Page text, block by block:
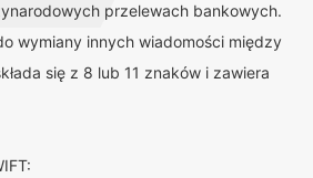
przelewach bankowych.
wymiany innych wiadomości między
się z 8 lub 11 znaków i zawiera